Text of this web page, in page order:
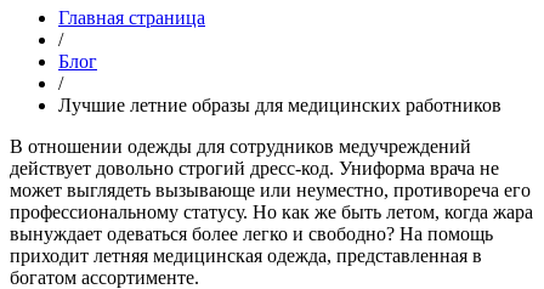
Главная страница
/
Блог
/
Лучшие летние образы для медицинских работников
В отношении одежды для сотрудников медучреждений
действует довольно строгий дресс-код. Униформа врача не
может выглядеть вызывающе или неуместно, противореча его
профессиональному статусу. Но как же быть летом, когда жара
вынуждает одеваться более легко и свободно? На помощь
приходит летняя медицинская одежда, представленная в
богатом ассортименте.